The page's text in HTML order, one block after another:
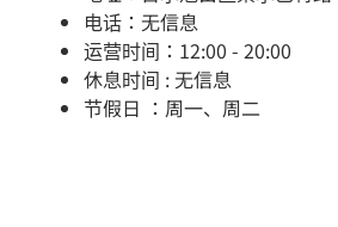
电话：无信息
运营时间：12:00 - 20:00
休息时间 : 无信息
节假日 ：周一、周二